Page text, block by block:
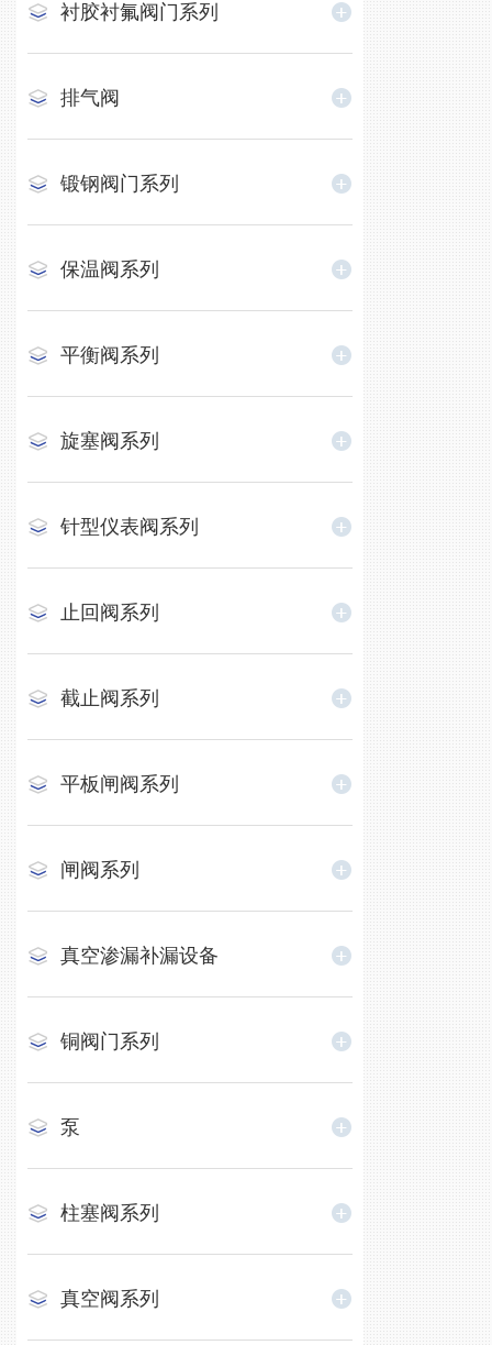
衬胶衬氟阀门系列
排气阀
锻钢阀门系列
保温阀系列
平衡阀系列
旋塞阀系列
针型仪表阀系列
止回阀系列
截止阀系列
平板闸阀系列
闸阀系列
真空渗漏补漏设备
铜阀门系列
泵
柱塞阀系列
真空阀系列